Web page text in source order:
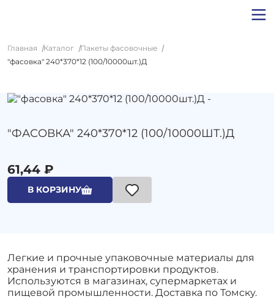
Главная Каталог
Пакеты фасовочные
"фасовка" 240*370*12 (100/10000шт.)Д
"ФАСОВКА" 240*370*12 (100/10000ШТ.)Д
61,44 ₽
В КОРЗИНУ
Легкие и прочные упаковочные материалы для
хранения и транспортировки продуктов.
Используются в магазинах, супермаркетах и
пищевой промышленности. Доставка по Томску.